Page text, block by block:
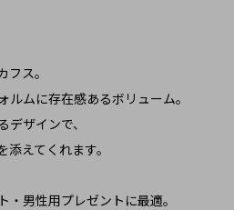
ス。
ムに存在感あるボリューム。
ザインで、
えてくれます。
・男性用プレゼントに最適。